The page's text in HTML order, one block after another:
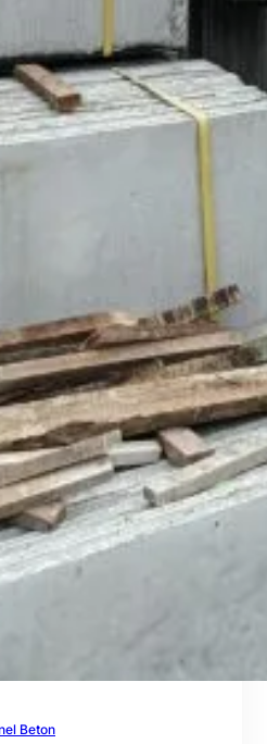
Beton